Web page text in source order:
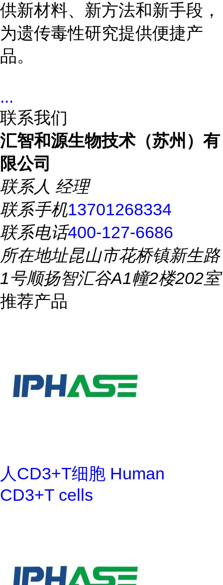
供新材料、新方法和新手段，
为遗传毒性研究提供便捷产
品。
...
联系我们
汇智和源生物技术（苏州）有
限公司
联系人 经理
联系手机13701268334
联系电话400-127-6686
所在地址昆山市花桥镇新生路
1号顺扬智汇谷A1幢2楼202室
推荐产品
人CD3+T细胞 Human
CD3+T cells